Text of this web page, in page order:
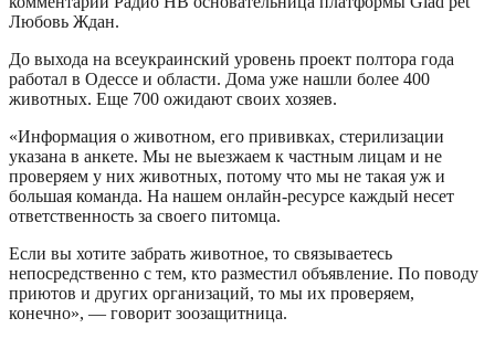
Любовь Ждан.
До выхода на всеукраинский уровень проект полтора года
работал в Одессе и области. Дома уже нашли более 400
животных. Еще 700 ожидают своих хозяев.
«Информация о животном, его прививках, стерилизации
указана в анкете. Мы не выезжаем к частным лицам и не
проверяем у них животных, потому что мы не такая уж и
большая команда. На нашем онлайн-ресурсе каждый несет
ответственность за своего питомца.
Если вы хотите забрать животное, то связываетесь
непосредственно с тем, кто разместил объявление. По поводу
приютов и других организаций, то мы их проверяем,
конечно», — говорит зоозащитница.